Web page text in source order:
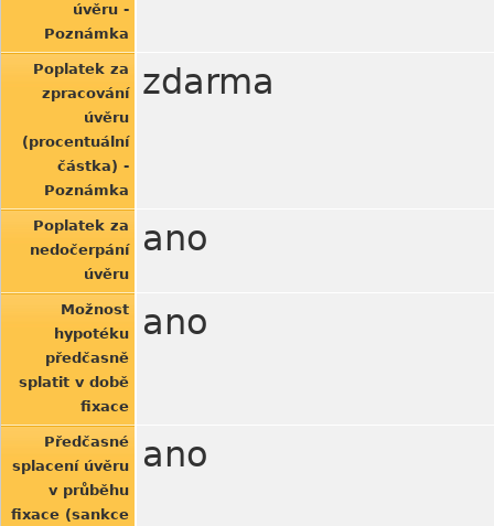
úvěru -
Poznámka
Poplatek za
zpracování
úvěru
(procentuální
částka) -
Poznámka
zdarma
Poplatek za
nedočerpání
úvěru
ano
Možnost
hypotéku
předčasně
splatit v době
fixace
ano
Předčasné
splacení úvěru
v průběhu
fixace (sankce
ano